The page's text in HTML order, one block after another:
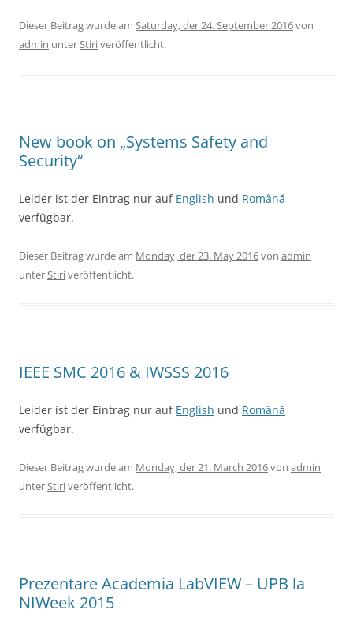
Dieser Beitrag wurde am Saturday, der 24. September 2016von
admin unterStiriveröffentlicht.
New book on „Systems Safety and
Security“
Leider ist der Eintrag nur auf English und Română
verfügbar.
Dieser Beitrag wurde am Monday, der 23. May 2016von admin
unterStiriveröffentlicht.
IEEE SMC 2016 & IWSSS 2016
Leider ist der Eintrag nur auf English und Română
verfügbar.
Dieser Beitrag wurde am Monday, der 21. March 2016von admin
unterStiriveröffentlicht.
Prezentare Academia LabVIEW – UPB la
NIWeek 2015